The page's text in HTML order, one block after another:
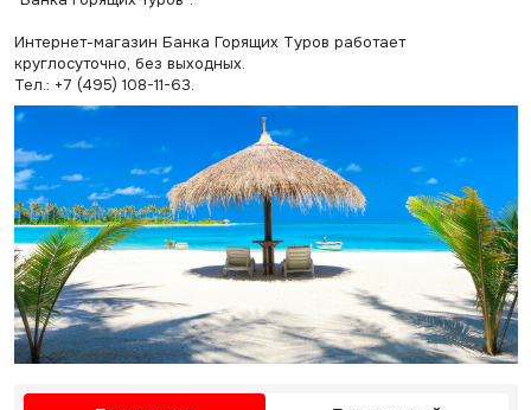
Интернет-магазин Банка Горящих Туров работает
круглосуточно, без выходных.
Тел.: +7 (495) 108-11-63.